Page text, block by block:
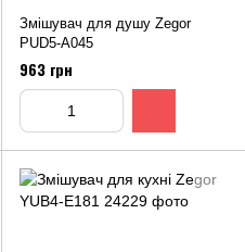
Змішувач для душу Zegor
PUD5-A045
963 грн